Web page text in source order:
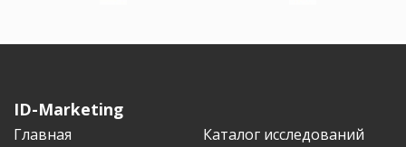
ID-Marketing
Главная
Каталог исследований